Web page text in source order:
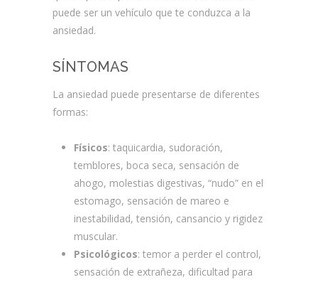
puede ser un vehículo que te conduzca a la
ansiedad.
SÍNTOMAS
La ansiedad puede presentarse de diferentes
formas:
Físicos: taquicardia, sudoración,
temblores, boca seca, sensación de
ahogo, molestias digestivas, “nudo” en el
estomago, sensación de mareo e
inestabilidad, tensión, cansancio y rigidez
muscular.
Psicológicos: temor a perder el control,
sensación de extrañeza, dificultad para